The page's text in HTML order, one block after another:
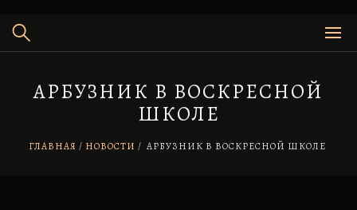
АРБУЗНИК В ВОСКРЕСНОЙ
ШКОЛЕ
ГЛАВНАЯ НОВОСТИ / АРБУЗНИК В ВОСКРЕСНОЙ ШКОЛЕ